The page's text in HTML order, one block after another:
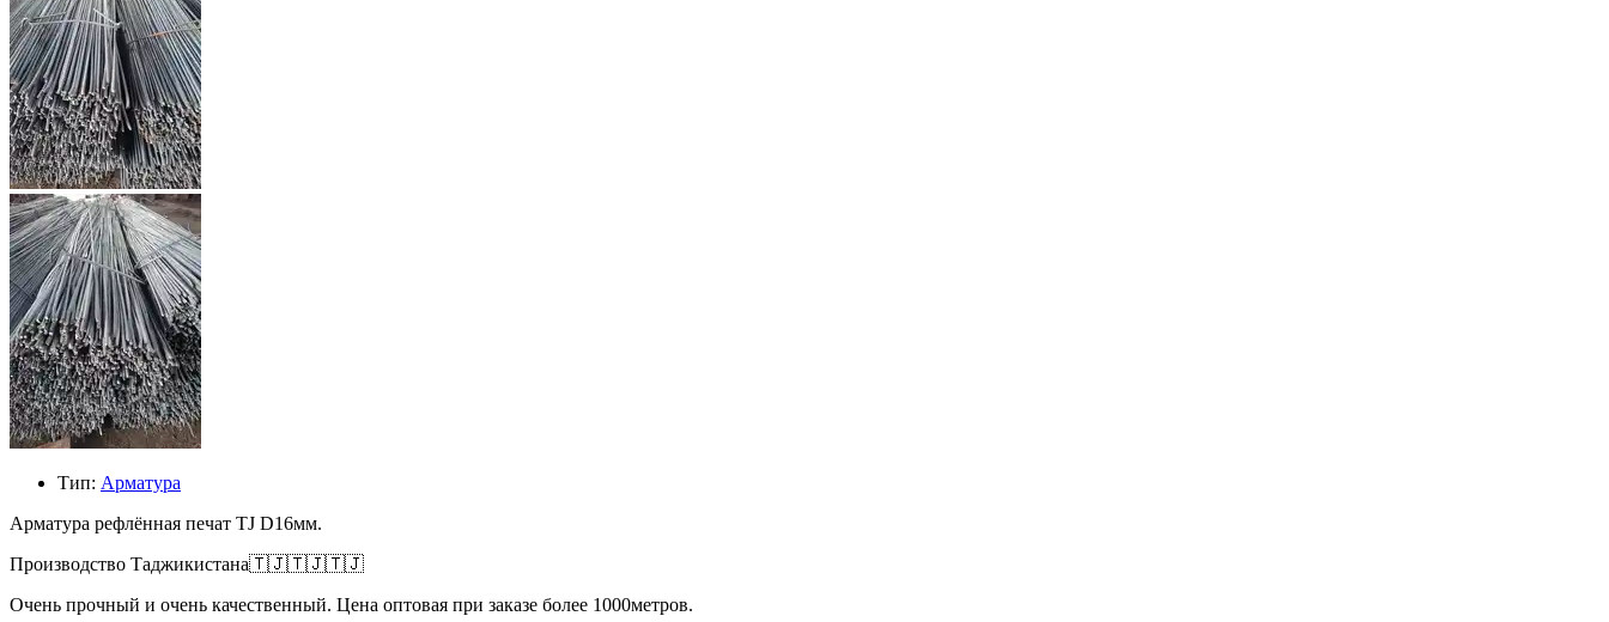
Тип: Арматура
Арматура рефлённая печат TJ D16мм.
Производство Таджикистана🇹🇯🇹🇯🇹🇯
Очень прочный и очень качественный. Цена оптовая при заказе более 1000метров.